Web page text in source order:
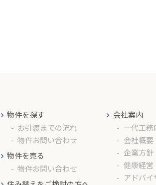
物件を探す
お引渡までの流れ
物件お問い合わせ
物件を売る
物件お問い合わせ
会社案内
一代工
会社概要
企業方針
健康経営
アドバ